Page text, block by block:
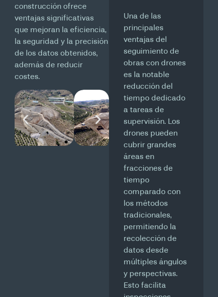
construcción ofrece
ventajas significativas
que mejoran la eficiencia,
la seguridad y la precisión
de los datos obtenidos,
además de reducir
costes.
Una de las
principales
ventajas del
seguimiento de
obras con drones
es la notable
reducción del
tiempo dedicado
a tareas de
supervisión. Los
drones pueden
cubrir grandes
áreas en
fracciones de
tiempo
comparado con
los métodos
tradicionales,
permitiendo la
recolección de
datos desde
múltiples ángulos
y perspectivas.
Esto facilita